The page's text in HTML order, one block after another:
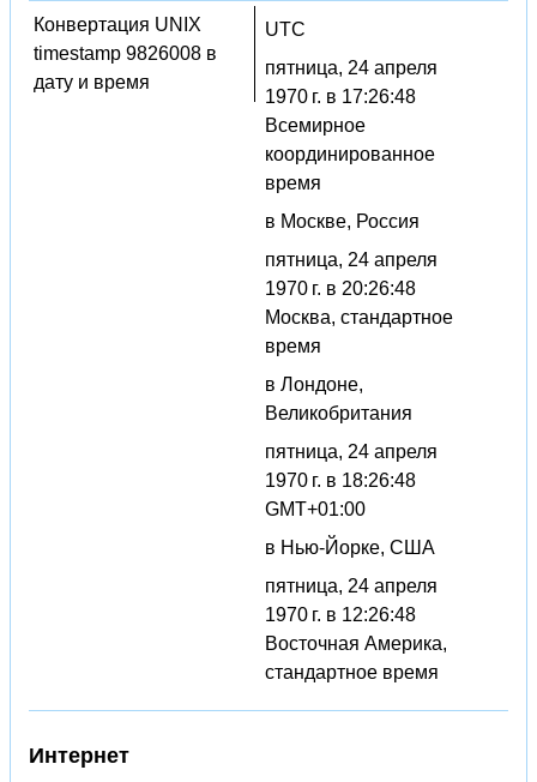
Конвертация UNIX
timestamp 9826008 в
дату и время
UTC
пятница, 24 апреля
1970 г. в 17:26:48
Всемирное
координированное
время
в Москве, Россия
пятница, 24 апреля
1970 г. в 20:26:48
Москва, стандартное
время
в Лондоне,
Великобритания
пятница, 24 апреля
1970 г. в 18:26:48
GMT+01:00
в Нью-Йорке, США
пятница, 24 апреля
1970 г. в 12:26:48
Восточная Америка,
стандартное время
Интернет